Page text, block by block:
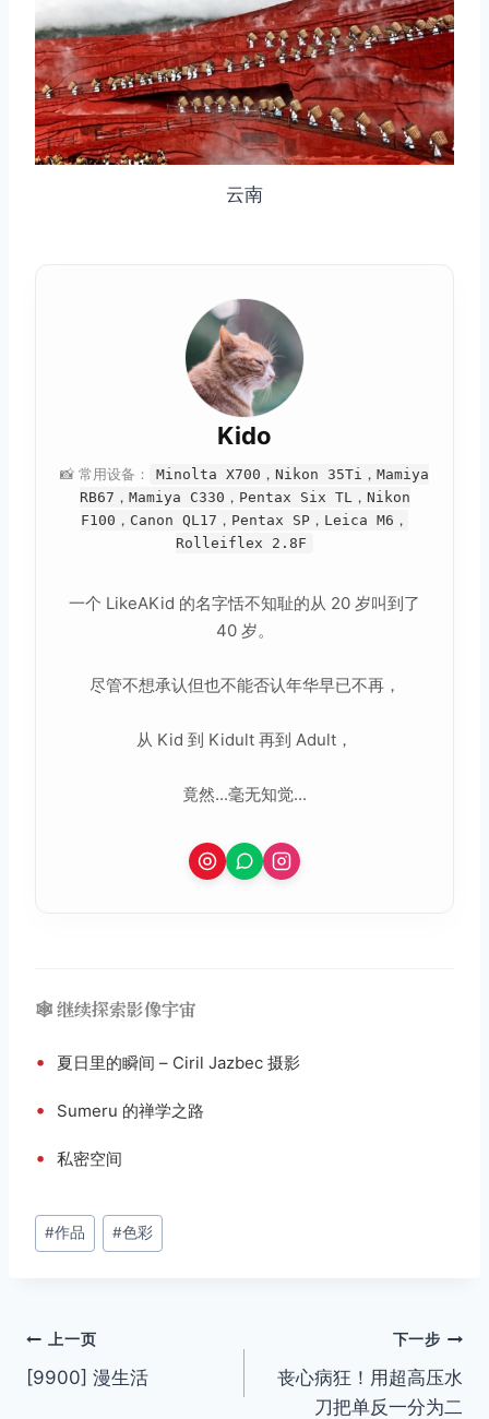
云南
Kido
📸 常用设备：
Minolta X700，Nikon 35Ti，Mamiya
RB67，Mamiya C330，Pentax Six TL，Nikon
F100，Canon QL17，Pentax SP，Leica M6，
Rolleiflex 2.8F
一个 LikeAKid 的名字恬不知耻的从 20 岁叫到了
40 岁。
尽管不想承认但也不能否认年华早已不再，
从 Kid 到 Kidult 再到 Adult，
竟然...毫无知觉...
🕸️ 继续探索影像宇宙
• 夏日里的瞬间 – Ciril Jazbec 摄影
• Sumeru 的禅学之路
• 私密空间
文
章
#作品 #色彩
文
章
上一页
[9900] 漫生活
下一步
丧心病狂！用超高压水
刀把单反一分为二